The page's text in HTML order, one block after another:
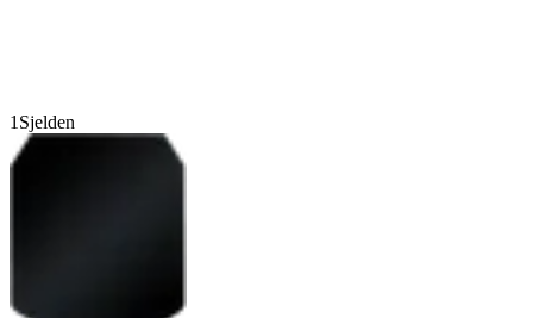
1 Sjelden